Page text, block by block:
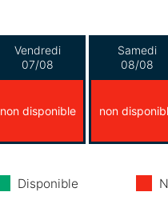
Vendredi
07/08
non disponible
Samedi
08/08
non
Disponible